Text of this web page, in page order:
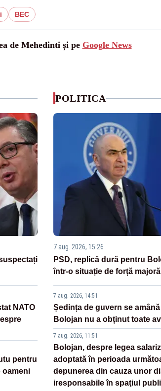
BEC
de Mehedinti și pe Google News
NATO
pentru
oameni
POLITICA
7 aug. 2026, 15:26
PSD, replică dură pentru
într-o situație de forță
7 aug. 2026, 14:51
Ședința de guvern se
Bolojan nu a obținut toate
7 aug. 2026, 11:51
Bolojan, despre legea
adoptată în perioada
depunerea din cauza unor
iresponsabile în spaţiul